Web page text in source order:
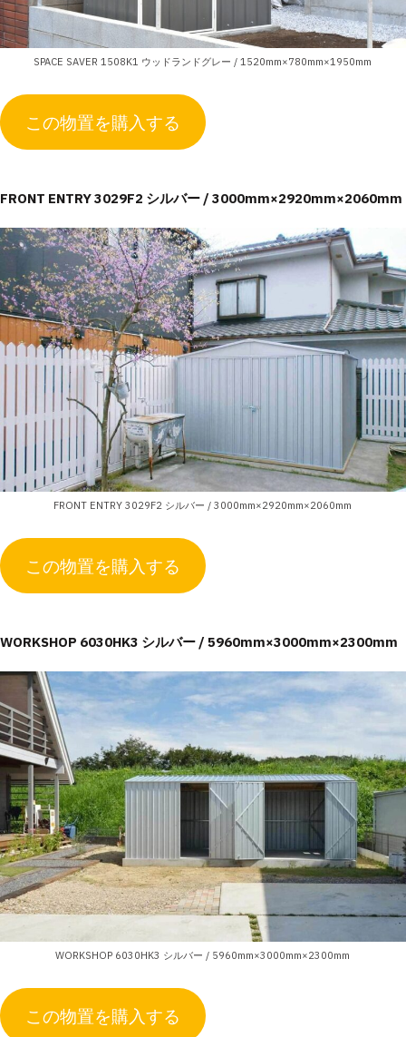
SPACE SAVER 1508K1 ウッドランドグレー / 1520mm×780mm×1950mm
この物置を購入する
FRONT ENTRY 3029F2 シルバー / 3000mm×2920mm×2060mm
FRONT ENTRY 3029F2 シルバー / 3000mm×2920mm×2060mm
この物置を購入する
WORKSHOP 6030HK3 シルバー / 5960mm×3000mm×2300mm
WORKSHOP 6030HK3 シルバー / 5960mm×3000mm×2300mm
この物置を購入する